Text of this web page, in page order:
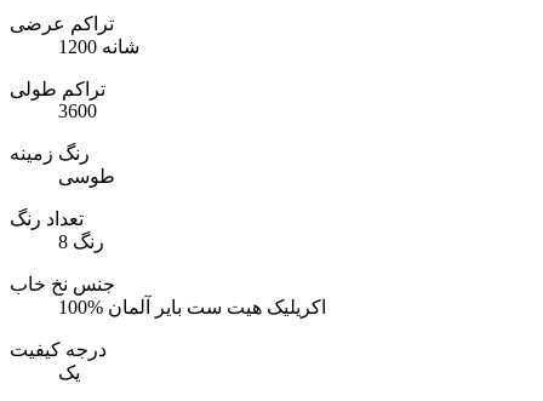
تراکم عرضی
1200 شانه
تراکم طولی
3600
رنگ زمینه
طوسی
تعداد رنگ
8 رنگ
جنس نخ خاب
100% اکریلیک هیت ست بایر آلمان
درجه کیفیت
یک